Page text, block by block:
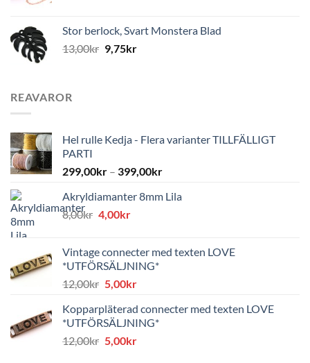
Stor berlock, Svart Monstera Blad
13,00kr 9,75kr
REAVAROR
Hel rulle Kedja - Flera varianter TILLFÄLLIGT
PARTI
299,00kr – 399,00kr
Akryldiamanter 8mm Lila
8,00kr Det
var:
8,00kr.
4,00krDet
är:
4,00kr.
Vintage connecter med texten LOVE
*UTFÖRSÄLJNING*
12,00kr Det
priset
var:
12,00kr.
5,00krDet
priset
är:
5,00kr.
Kopparpläterad connecter med texten LOVE
*UTFÖRSÄLJNING*
12,00kr Det
5,00krDet